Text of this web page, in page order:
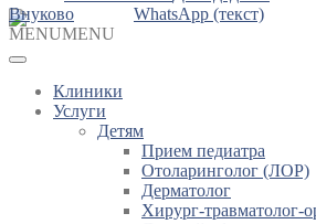
Внуково
WhatsApp (текст)
MENUMENU
Клиники
Услуги
Детям
Прием педиатра
Отоларинголог (ЛОР)
Дерматолог
Хирург-травматолог-